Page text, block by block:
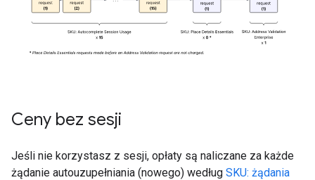
Ceny bez sesji
Jeśli nie korzystasz z sesji, opłaty są naliczane za każde
żądanie autouzupełniania (nowego) według SKU: żądania